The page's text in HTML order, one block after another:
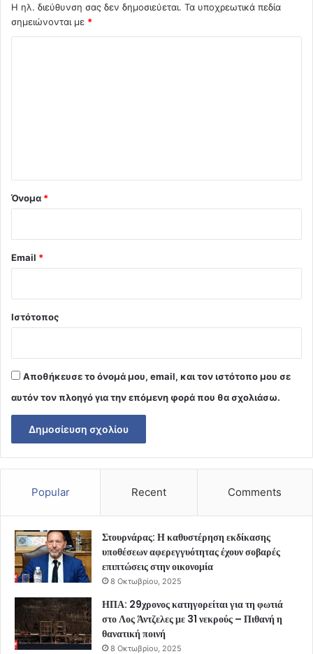
Η ηλ. διεύθυνση σας δεν δημοσιεύεται. Τα υποχρεωτικά πεδία
σημειώνονται με *
Όνομα *
Email *
Ιστότοπος
Αποθήκευσε το όνομά μου, email, και τον ιστότοπο μου σε
αυτόν τον πλοηγό για την επόμενη φορά που θα σχολιάσω.
Popular Recent Comments
Στουρνάρας: Η καθυστέρηση εκδίκασης
υποθέσεων αφερεγγυότητας έχουν σοβαρές
επιπτώσεις στην οικονομία
8 Οκτωβρίου, 2025
ΗΠΑ: 29χρονος κατηγορείται για τη φωτιά
στο Λος Άντζελες με 31 νεκρούς – Πιθανή η
θανατική ποινή
8 Οκτωβρίου, 2025